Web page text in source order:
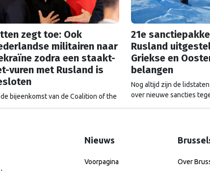
zegt toe: Ook
militairen naar
zodra een staakt-
vuren met Rusland is
de bijeenkomst van de Coalition of the
Rusland. De 'Multinationale
moet zorgen dat Rusland niet
aanvalt.
21e
Rusland
Griekse en
belangen
Nog altijd zijn de
over nieuwe sancties
Nieuws
Voorpagina Over